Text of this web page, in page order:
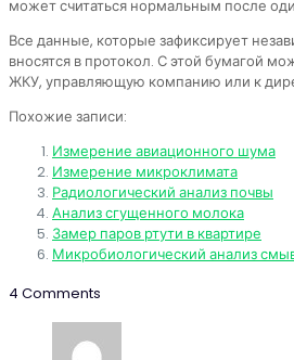
может считаться нормальным после
Все данные, которые зафиксирует
вносятся в протокол. С этой бумагой
ЖКУ, управляющую компанию или к
Похожие записи:
Измерение авиационного шума
Измерение микроклимата
Радиологический анализ почвы
Анализ сгущенного молока
Замер паров ртути в квартире
Микробиологический анализ
4 Comments